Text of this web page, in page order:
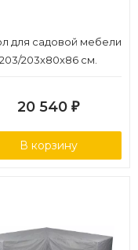
для садовой мебели
203/203x80x86 см.
20 540 ₽
В корзину